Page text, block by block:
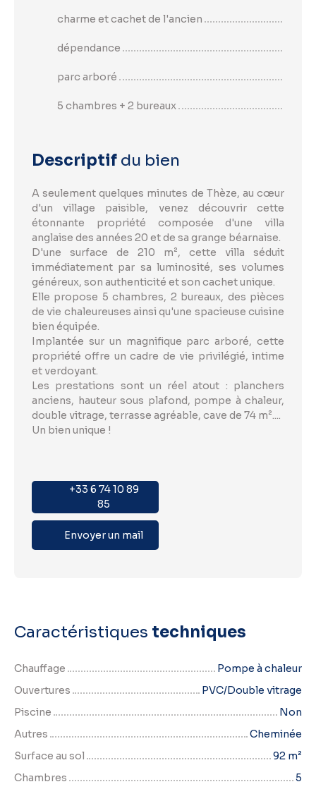
charme et cachet de l'ancien
dépendance
parc arboré
5 chambres + 2 bureaux
Descriptif du bien
A seulement quelques minutes de Thèze, au cœur
d'un village paisible, venez découvrir cette
étonnante propriété composée d'une villa
anglaise des années 20 et de sa grange béarnaise.
D'une surface de 210 m², cette villa séduit
immédiatement par sa luminosité, ses volumes
généreux, son authenticité et son cachet unique.
Elle propose 5 chambres, 2 bureaux, des pièces
de vie chaleureuses ainsi qu'une spacieuse cuisine
bien équipée.
Implantée sur un magnifique parc arboré, cette
propriété offre un cadre de vie privilégié, intime
et verdoyant.
Les prestations sont un réel atout : planchers
anciens, hauteur sous plafond, pompe à chaleur,
double vitrage, terrasse agréable, cave de 74 m²....
Un bien unique !
+33 6 74 10 89
85
Envoyer un mail
Caractéristiques techniques
Chauffage
Pompe à chaleur
Ouvertures
PVC/Double vitrage
Piscine
Non
Autres
Cheminée
Surface au sol
92 m²
Chambres
5